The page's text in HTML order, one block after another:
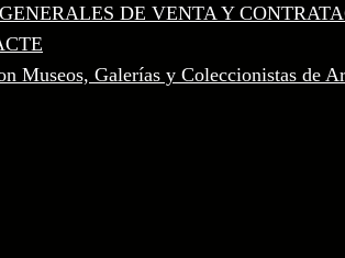
DE VENTA Y
Museos, Galerías y Coleccionistas de